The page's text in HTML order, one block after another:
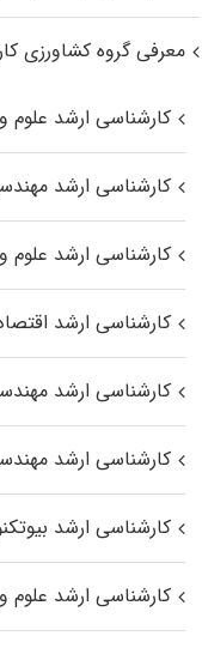
معرفی گروه کشاورزی
کارشناسی ارشد
کارشناسی ارشد
کارشناسی ارشد علوم
کارشناسی ارشد
کارشناسی ارشد
کارشناسی ارشد
کارشناسی ارشد
کارشناسی ارشد علوم